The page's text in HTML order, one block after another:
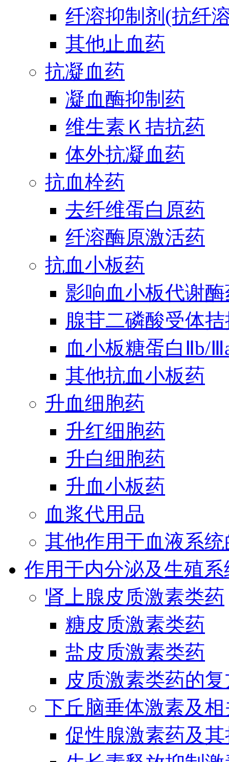
纤溶抑制剂(抗纤
其他止血药
抗凝血药
凝血酶抑制药
维生素Ｋ拮抗药
体外抗凝血药
抗血栓药
去纤维蛋白原药
纤溶酶原激活药
抗血小板药
影响血小板代谢
腺苷二磷酸受体
血小板糖蛋白Ⅱb/
其他抗血小板药
升血细胞药
升红细胞药
升白细胞药
升血小板药
血浆代用品
其他作用于血液系
作用于内分泌及生殖
肾上腺皮质激素类药
糖皮质激素类药
盐皮质激素类药
皮质激素类药的
下丘脑垂体激素及
促性腺激素药及